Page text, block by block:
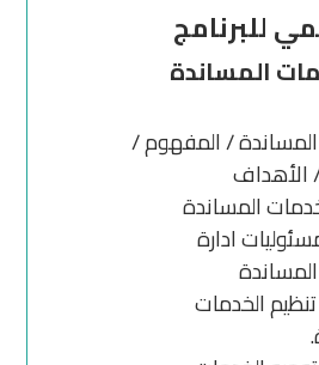
للبرنامج
المساندة
/ المفهوم /
الأهداف
المساندة
ادارة
الخدمات